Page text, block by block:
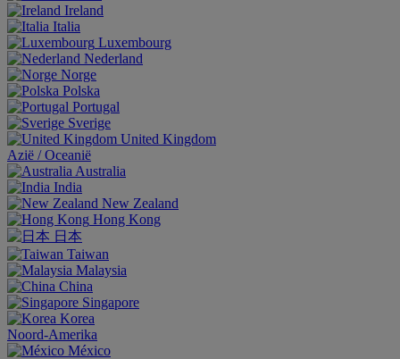
Ireland
Italia
Luxembourg
Nederland
Norge
Polska
Portugal
Sverige
United Kingdom
Aziё / Oceaniё
Australia
India
New Zealand
Hong Kong
日本
Taiwan
Malaysia
China
Singapore
Korea
Noord-Amerika
México